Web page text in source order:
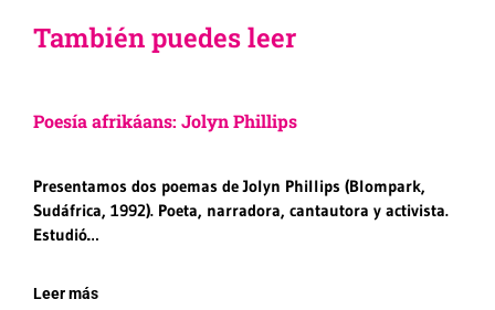
También puedes leer
Poesía afrikáans: Jolyn Phillips
Presentamos dos poemas de Jolyn Phillips (Blompark,
Sudáfrica, 1992). Poeta, narradora, cantautora y activista.
Estudió…
Leer más